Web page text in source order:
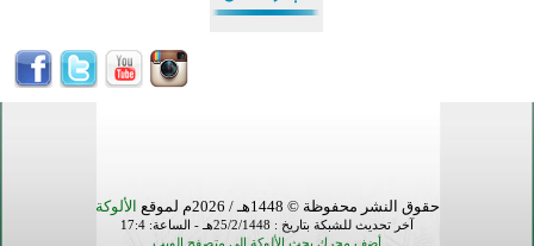
اختتام الدورة التاسعة لمسابقة حفظ وتلاوة القرآن الكريم في أزناكاييف
حقوق النشر محفوظة © 1448هـ / 2026م لموقع الألوكة
آخر تحديث للشبكة بتاريخ : 25/2/1448هـ - الساعة: 17:4
أضف محرك بحث الألوكة إلى متصفح الويب